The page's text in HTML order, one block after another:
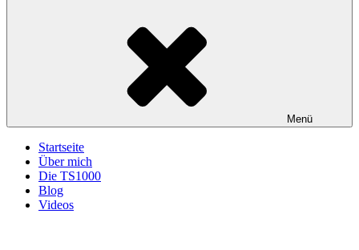
Menü
Startseite
Über mich
Die TS1000
Blog
Videos